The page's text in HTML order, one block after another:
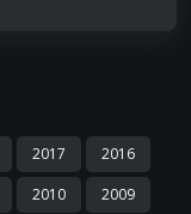
2017
2016
2010
2009